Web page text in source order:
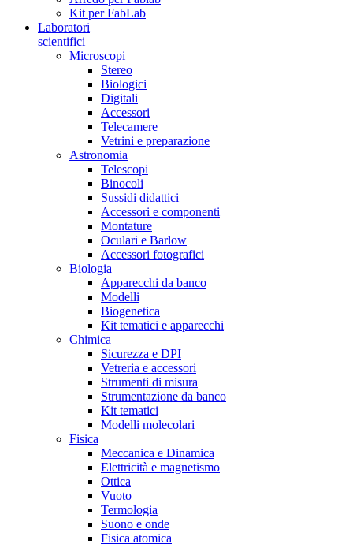
Kit per FabLab
Laboratori
scientifici
Microscopi
Stereo
Biologici
Digitali
Accessori
Telecamere
Vetrini e preparazione
Astronomia
Telescopi
Binocoli
Sussidi didattici
Accessori e componenti
Montature
Oculari e Barlow
Accessori fotografici
Biologia
Apparecchi da banco
Modelli
Biogenetica
Kit tematici e apparecchi
Chimica
Sicurezza e DPI
Vetreria e accessori
Strumenti di misura
Strumentazione da banco
Kit tematici
Modelli molecolari
Fisica
Meccanica e Dinamica
Elettricità e magnetismo
Ottica
Vuoto
Termologia
Suono e onde
Fisica atomica